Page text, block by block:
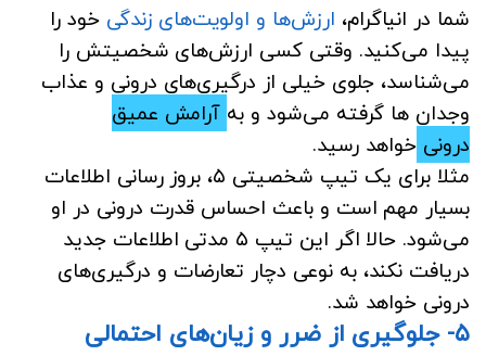
شما در انیاگرام، ارزش‌ها و اولویت‌های زندگی خود را
پیدا می‌کنید. وقتی کسی ارزش‌های شخصیتش را
می‌شناسد، جلوی خیلی از درگیری‌های درونی و عذاب
وجدان ها گرفته می‌شود و به آرامش عمیق
درونی خواهد رسید.
مثلا برای یک تیپ شخصیتی ۵، بروز رسانی اطلاعات
بسیار مهم است و باعث احساس قدرت درونی در او
می‌شود. حالا اگر این تیپ ۵ مدتی اطلاعات جدید
دریافت نکند، به نوعی دچار تعارضات و درگیری‌های
درونی خواهد شد.
۵- جلوگیری از ضرر و زیان‌های احتمالی